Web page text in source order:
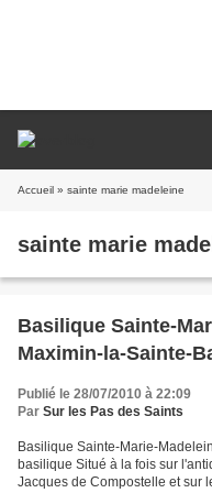
Accueil » sainte marie madeleine
sainte marie
Basilique Sainte-
Maximin-la-Sainte-
Publié le 28/07/2010 à 22:09
Par Sur les Pas des Saints
Basilique Sainte-Marie-
basilique Situé à la fois sur
Jacques de Compostelle et sur